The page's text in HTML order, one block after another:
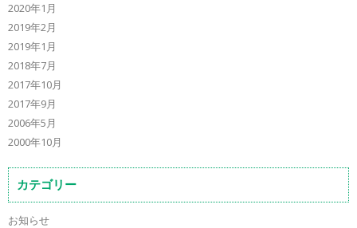
2020年1月
2019年2月
2019年1月
2018年7月
2017年10月
2017年9月
2006年5月
2000年10月
カテゴリー
お知らせ